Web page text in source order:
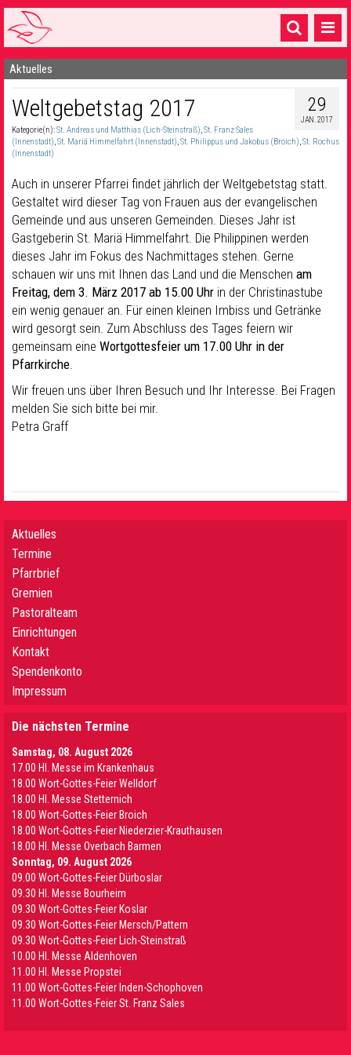
Startseite
1 Pfarrei
16 Gemeinden & mehr
Sakramente & Feste
Gemeinschaft & Soziales
Musik& Kultur
Seelsorge & Kontakt
Aktuelles
29
JAN. 2017
Weltgebetstag 2017
Kategorie(n):St. Andreas und Matthias (Lich-Steinstraß),St. Franz Sales
(Innenstadt),St. Mariä Himmelfahrt (Innenstadt),St. Philippus und Jakobus (Broich),St. Rochus
(Innenstadt)
Auch in unserer Pfarrei findet jährlich der Weltgebetstag statt.
Gestaltet wird dieser Tag von Frauen aus der evangelischen
Gemeinde und aus unseren Gemeinden. Dieses Jahr ist
Gastgeberin St. Mariä Himmelfahrt. Die Philippinen werden
dieses Jahr im Fokus des Nachmittages stehen. Gerne
schauen wir uns mit Ihnen das Land und die Menschen am
Freitag, dem 3. März 2017 ab 15.00 Uhr in der Christinastube
ein wenig genauer an. Für einen kleinen Imbiss und Getränke
wird gesorgt sein. Zum Abschluss des Tages feiern wir
gemeinsam eine Wortgottesfeier um 17.00 Uhr in der
Pfarrkirche.
Wir freuen uns über Ihren Besuch und Ihr Interesse. Bei Fragen
melden Sie sich bitte bei mir.
Petra Graff
Aktuelles
Termine
Pfarrbrief
Gremien
Pastoralteam
Einrichtungen
Kontakt
Spendenkonto
Impressum
Die nächsten Termine
Samstag, 08. August 2026
17.00 Hl. Messe im Krankenhaus
18.00 Wort-Gottes-Feier Welldorf
18.00 Hl. Messe Stetternich
18.00 Wort-Gottes-Feier Broich
18.00 Wort-Gottes-Feier Niederzier-Krauthausen
18.00 Hl. Messe Overbach Barmen
Sonntag, 09. August 2026
09.00 Wort-Gottes-Feier Dürboslar
09.30 HI. Messe Bourheim
09.30 Wort-Gottes-Feier Koslar
09.30 Wort-Gottes-Feier Mersch/Pattern
09.30 Wort-Gottes-Feier Lich-Steinstraß
10.00 Hl. Messe Aldenhoven
11.00 Hl. Messe Propstei
11.00 Wort-Gottes-Feier Inden-Schophoven
11.00 Wort-Gottes-Feier St. Franz Sales